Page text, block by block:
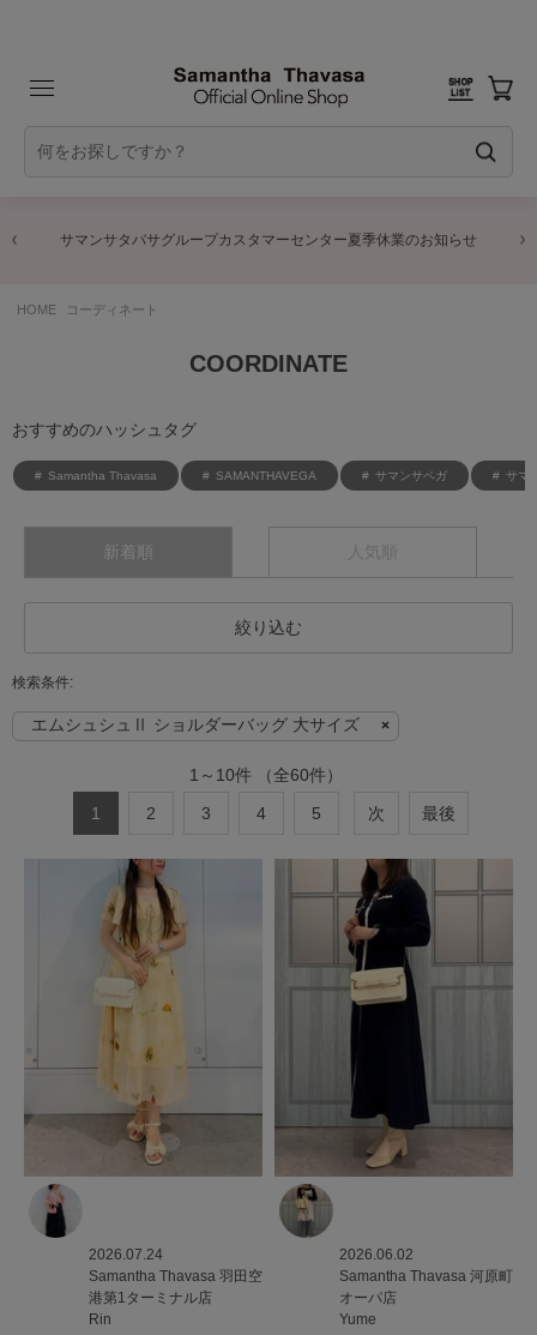
サマンサタバサグループカスタマーセンター夏季休業のお知らせ
HOME コーディネート
COORDINATE
おすすめのハッシュタグ
Samantha Thavasa SAMANTHAVEGA サマンサベガ サマ
新着順 人気順
絞り込む
エムシュシュⅡ ショルダーバッグ 大サイズ
1 ～ 10件 （全60件）
1
2 3 4 5 次 最後
2026.07.24
Samantha Thavasa 羽田空
港第1ターミナル店
Rin
2026.06.02
Samantha Thavasa 河原町
オーパ店
Yume